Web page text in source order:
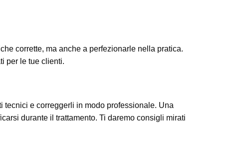
corrette, ma anche a perfezionarle nella pratica.
per le tue clienti.
tecnici e correggerli in modo professionale. Una
durante il trattamento. Ti daremo consigli mirati